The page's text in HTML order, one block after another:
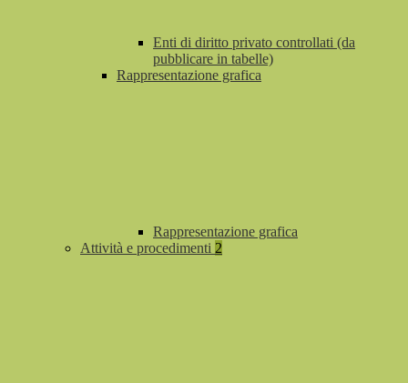
Enti di diritto privato controllati (da
pubblicare in tabelle)
Rappresentazione grafica
Rappresentazione grafica
Attività e procedimenti 2